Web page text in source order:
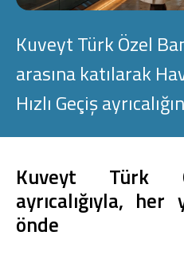
Konut Finansmanı
Yatırım Fonları
Tarım Finansmanı
Kuveyt Türk Özel
arasına katılarak
Hızlı Geçiş
Kuveyt Türk
ayrıcalığıyla,
önde